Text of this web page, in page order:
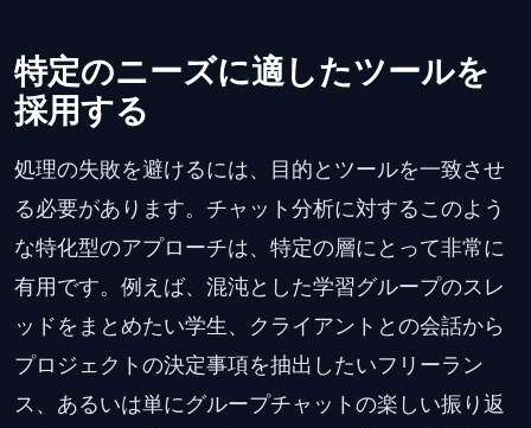
特定のニーズに適したツールを
採用する
処理の失敗を避けるには、目的とツールを一致させ
る必要があります。チャット分析に対するこのよう
な特化型のアプローチは、特定の層にとって非常に
有用です。例えば、混沌とした学習グループのスレ
ッドをまとめたい学生、クライアントとの会話から
プロジェクトの決定事項を抽出したいフリーラン
ス、あるいは単にグループチャットの楽しい振り返